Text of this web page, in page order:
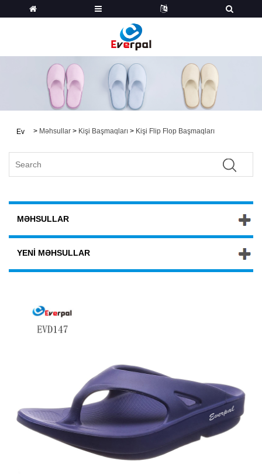
Ev > Məhsullar > Kişi Başmaqları > Kişi Flip Flop Başmaqları
MƏHSULLAR
YENI MƏHSULLAR